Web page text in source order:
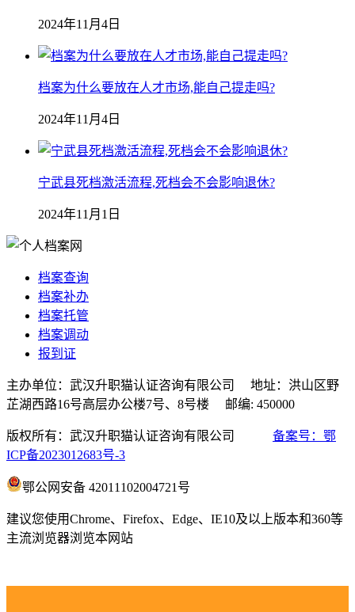
2024年11月4日
档案为什么要放在人才市场,能自己提走吗?
2024年11月4日
宁武县死档激活流程,死档会不会影响退休?
2024年11月1日
档案查询
档案补办
档案托管
档案调动
报到证
主办单位：武汉升职猫认证咨询有限公司 地址：洪山区野
芷湖西路16号高层办公楼7号、8号楼 邮编: 450000
版权所有：武汉升职猫认证咨询有限公司 备案号：鄂
ICP备2023012683号-3
鄂公网安备 42011102004721号
建议您使用Chrome、Firefox、Edge、IE10及以上版本和360等
主流浏览器浏览本网站